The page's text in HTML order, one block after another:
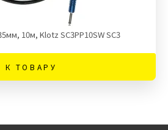
10м, Klotz SC3PP10SW SC3
К ТОВАРУ